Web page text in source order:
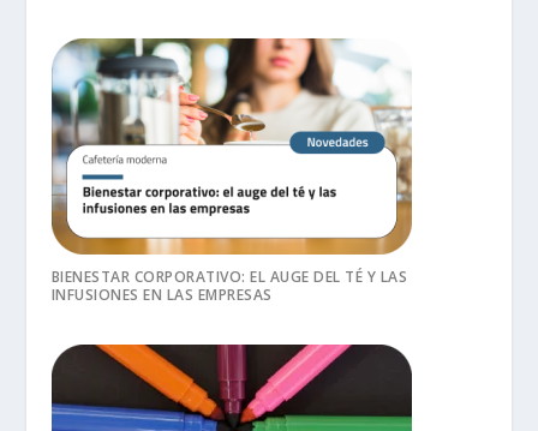
BIENESTAR CORPORATIVO: EL AUGE DEL TÉ Y LAS
INFUSIONES EN LAS EMPRESAS